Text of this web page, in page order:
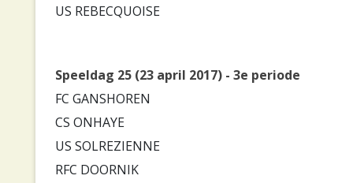
US REBECQUOISE
Speeldag 25 (23 april 2017) - 3e periode
FC GANSHOREN
CS ONHAYE
US SOLREZIENNE
RFC DOORNIK